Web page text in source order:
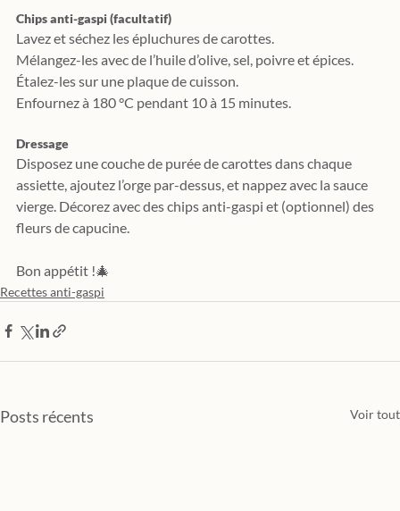
Chips anti-gaspi (facultatif)
Lavez et séchez les épluchures de carottes.
Mélangez-les avec de l’huile d’olive, sel, poivre et épices.
Étalez-les sur une plaque de cuisson.
Enfournez à 180 °C pendant 10 à 15 minutes.
Dressage
Disposez une couche de purée de carottes dans chaque
assiette, ajoutez l’orge par-dessus, et nappez avec la sauce
vierge. Décorez avec des chips anti-gaspi et (optionnel) des
fleurs de capucine.
Bon appétit !🎄
Recettes anti-gaspi
Posts récents Voir tout